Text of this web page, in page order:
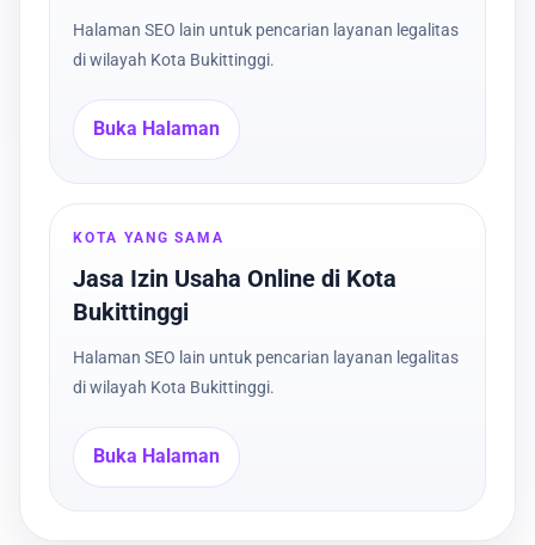
Halaman SEO lain untuk pencarian layanan legalitas
di wilayah Kota Bukittinggi.
Buka Halaman
KOTA YANG SAMA
Jasa Izin Usaha Online di Kota
Bukittinggi
Halaman SEO lain untuk pencarian layanan legalitas
di wilayah Kota Bukittinggi.
Buka Halaman